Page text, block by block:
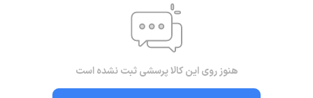
هنوز روی این کالا پرسشی ثبت نشده است